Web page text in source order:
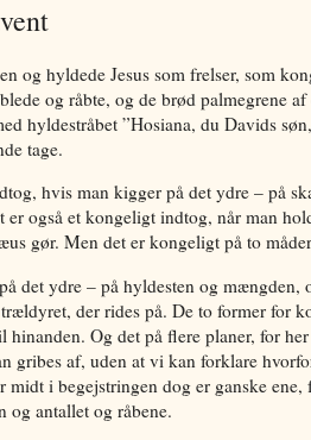
og hyldede Jesus som frelser, som
og råbte, og de brød palmegrene af
hyldestråbet ”Hosiana, du Davids
tage.
hvis man kigger på det ydre – på
også et kongeligt indtog, når man
gør. Men det er kongeligt på to
det ydre – på hyldesten og mængden,
der rides på. De to former for
Og det på flere planer, for
gribes af, uden at vi kan forklare
midt i begejstringen dog er ganske ene,
antallet og råbene.